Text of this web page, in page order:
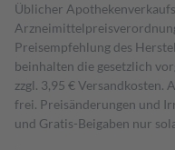
Üblicher
Preisempfehlung des
beinhalten die gesetzlich
zzgl. 3,95 €
frei. Preisänderungen und
und Gratis-Beigaben nur